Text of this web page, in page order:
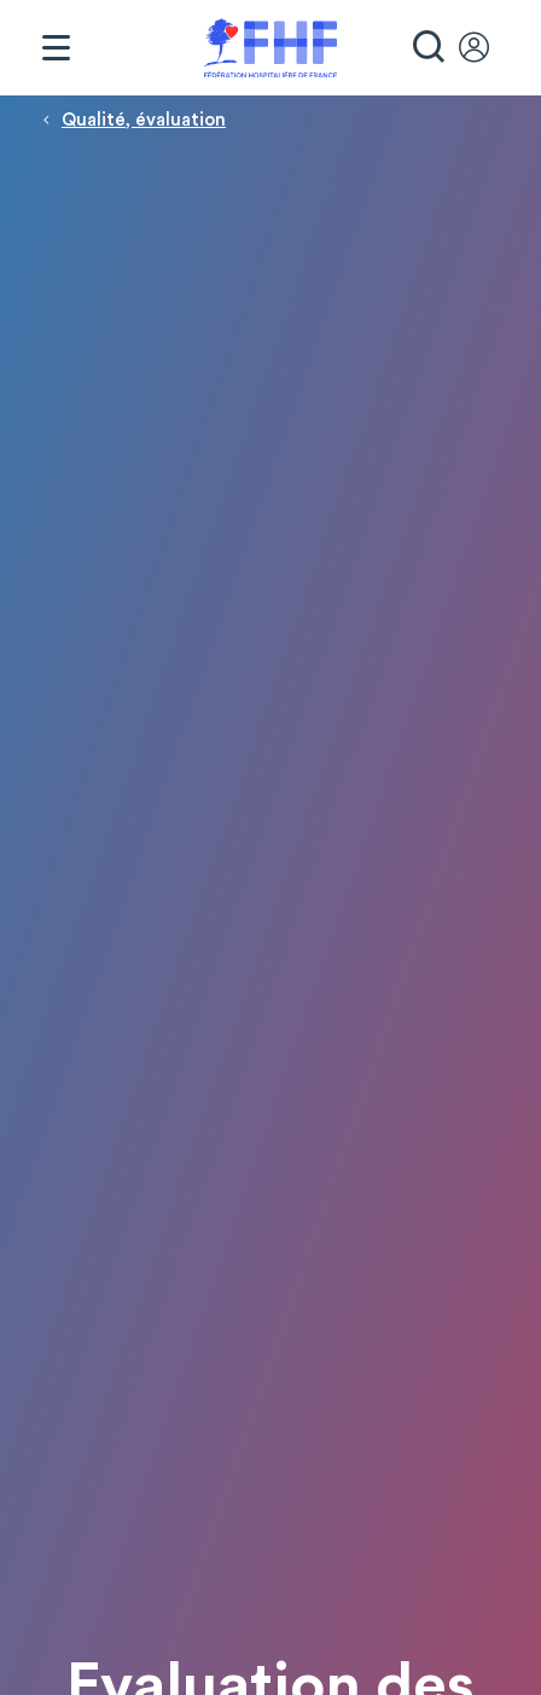
Fil d'Ariane
Qualité, évaluation
Panneau de gestion des cookies